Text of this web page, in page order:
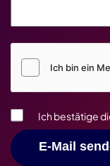
Ich bestätige
E-Mail